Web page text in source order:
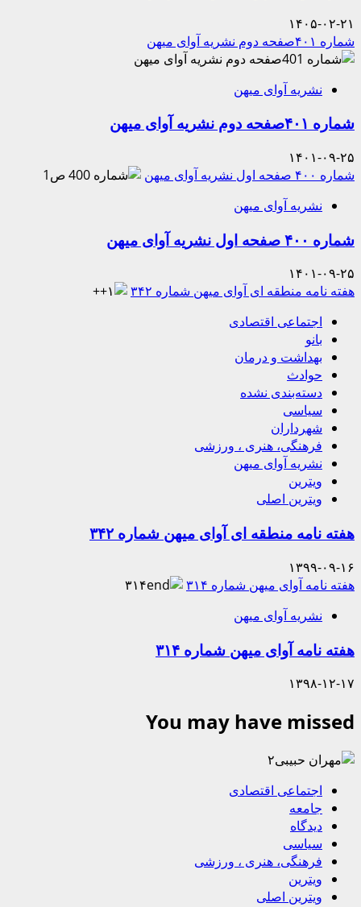
۱۴۰۵-۰۲-۲۱
شماره ۴۰۱صفحه دوم نشریه آوای میهن
نشریه آوای میهن
شماره ۴۰۱صفحه دوم نشریه آوای میهن
۱۴۰۱-۰۹-۲۵
شماره ۴۰۰ صفحه اول نشریه آوای میهن
نشریه آوای میهن
شماره ۴۰۰ صفحه اول نشریه آوای میهن
۱۴۰۱-۰۹-۲۵
هفته نامه منطقه ای آوای میهن شماره ۳۴۲
اجتماعی اقتصادی
بانو
بهداشت و درمان
حوادث
دسته‌بندی نشده
سیاسی
شهرداران
فرهنگی، هنری ، ورزشی
نشریه آوای میهن
ویترین
ویترین اصلی
هفته نامه منطقه ای آوای میهن شماره ۳۴۲
۱۳۹۹-۰۹-۱۶
هفته نامه آوای میهن شماره ۳۱۴
نشریه آوای میهن
هفته نامه آوای میهن شماره ۳۱۴
۱۳۹۸-۱۲-۱۷
You may have missed
اجتماعی اقتصادی
جامعه
دیدگاه
سیاسی
فرهنگی، هنری ، ورزشی
ویترین
ویترین اصلی